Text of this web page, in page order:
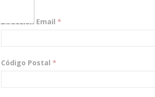
Dirección Email *
Código Postal *